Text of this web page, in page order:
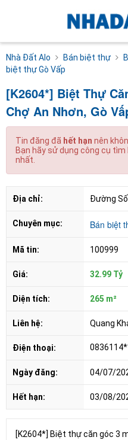
Nhà Đất Alo Bán biệt thự
biệt thự Gò Vấp
[K2604*] Biệt Thự
Chợ An Nhơn, Gò
Tin đăng đã hết hạn nên
Bạn hãy sử dụng công cụ
nhất.
Địa chỉ: Đường Số
Chuyên mục: Bán biệt
Mã tin: 100999
Giá: 32.99 Tỷ
Diện tích: 265 m²
Liên hệ: Quang
Điện thoại:
Ngày đăng: 04/07/
Hết hạn: 03/08/
[K2604*] Biệt thự căn góc 3